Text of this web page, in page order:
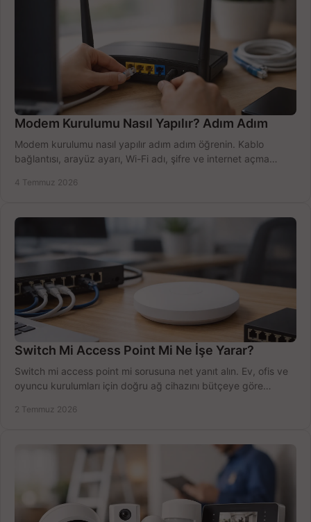
Modem Kurulumu Nasıl Yapılır? Adım Adım
Modem kurulumu nasıl yapılır adım adım öğrenin. Kablo
bağlantısı, arayüz ayarı, Wi-Fi adı, şifre ve internet açma
4 Temmuz 2026
Switch Mi Access Point Mi Ne İşe Yarar?
Switch mi access point mi sorusuna net yanıt alın. Ev, ofis ve
oyuncu kurulumları için doğru ağ cihazını bütçeye göre
2 Temmuz 2026